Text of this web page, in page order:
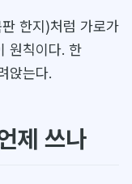
한지)처럼 가로가
원칙이다. 한
앉는다.
제 쓰나